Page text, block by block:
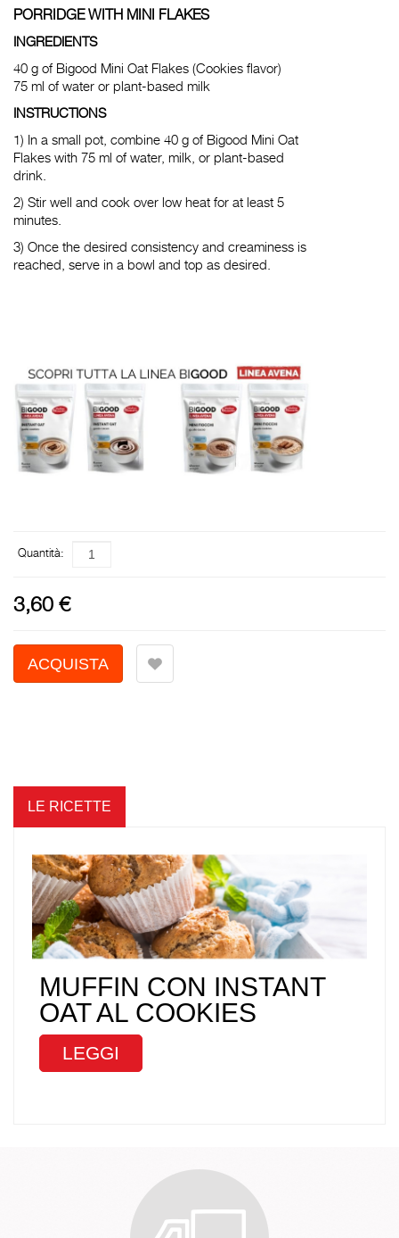
PORRIDGE WITH MINI FLAKES
INGREDIENTS
40 g of Bigood Mini Oat Flakes (Cookies flavor)
75 ml of water or plant-based milk
INSTRUCTIONS
1) In a small pot, combine 40 g of Bigood Mini Oat
Flakes with 75 ml of water, milk, or plant-based
drink.
2) Stir well and cook over low heat for at least 5
minutes.
3) Once the desired consistency and creaminess is
reached, serve in a bowl and top as desired.
Quantità:
3,60 €
LE RICETTE
MUFFIN CON INSTANT
OAT AL COOKIES
LEGGI